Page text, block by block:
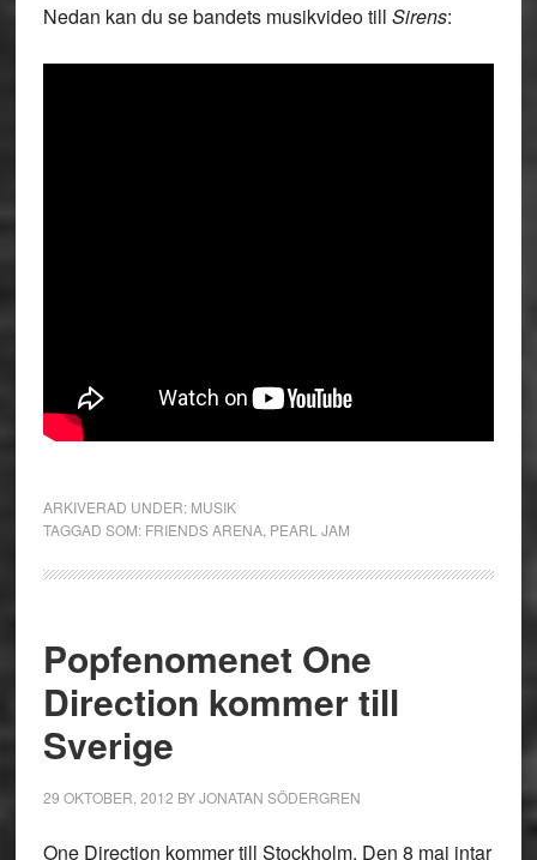
Nedan kan du se bandets musikvideo till Sirens:
ARKIVERAD UNDER: MUSIK
TAGGAD SOM: FRIENDS ARENA, PEARL JAM
Popfenomenet One
Direction kommer till
Sverige
29 OKTOBER, 2012 BYJONATAN SÖDERGREN
One Direction kommer till Stockholm. Den 8 maj intar